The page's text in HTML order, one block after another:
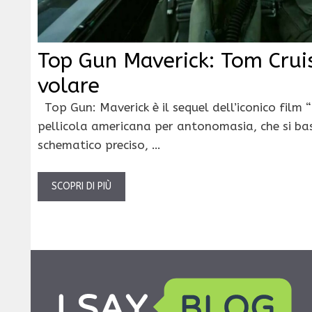
Top Gun Maverick: Tom
volare
Top Gun: Maverick è il sequel dell’iconico film
pellicola americana per antonomasia, che si
schematico preciso, …
SCOPRI DI PIÙ